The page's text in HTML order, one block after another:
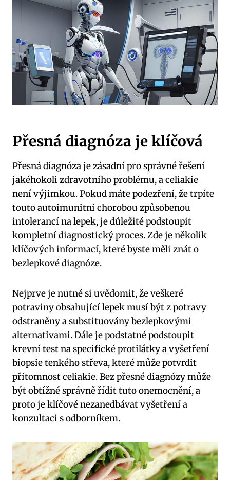
Přesná ⁢diagnóza je klíčová
Přesná diagnóza je⁤ zásadní‌ pro správné řešení
‍jakéhokoli zdravotního‍ problému, a celiakie
není výjimkou.⁢ Pokud ⁤máte podezření, že trpíte
touto autoimunitní​ chorobou způsobenou
intolerancí na lepek, je důležité‌ podstoupit
kompletní diagnostický ‍proces. Zde⁢ je ​několik
klíčových informací, které⁣ byste měli znát o
bezlepkové​ diagnóze.
Nejprve je ⁤nutné si​ uvědomit, že veškeré
‍potraviny obsahující lepek ⁢musí být z potravy
odstraněny a substituovány bezlepkovými
alternativami. Dále‌ je podstatné podstoupit
krevní test na specifické protilátky a vyšetření
biopsie tenkého střeva, které může potvrdit
přítomnost celiakie. ​Bez přesné‌ diagnózy může
být obtížné správně řídit tuto onemocnění, a
proto je ⁣klíčové nezanedbávat vyšetření a
konzultaci s odborníkem.